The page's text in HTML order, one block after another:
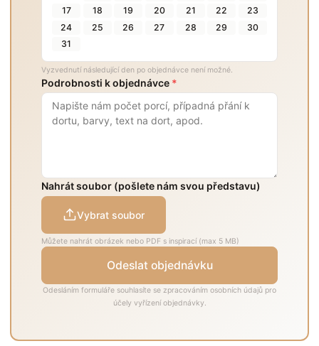
17
18 19 20 21 22
23
24
25 26 27 28 29
30
31
Vyzvednutí následující den po objednávce není možné.
Podrobnosti k objednávce *
Nahrát soubor (pošlete nám svou představu)
Vybrat soubor
Můžete nahrát obrázek nebo PDF s inspirací (max 5 MB)
Odeslat objednávku
Odesláním formuláře souhlasíte se zpracováním osobních údajů pro
účely vyřízení objednávky.